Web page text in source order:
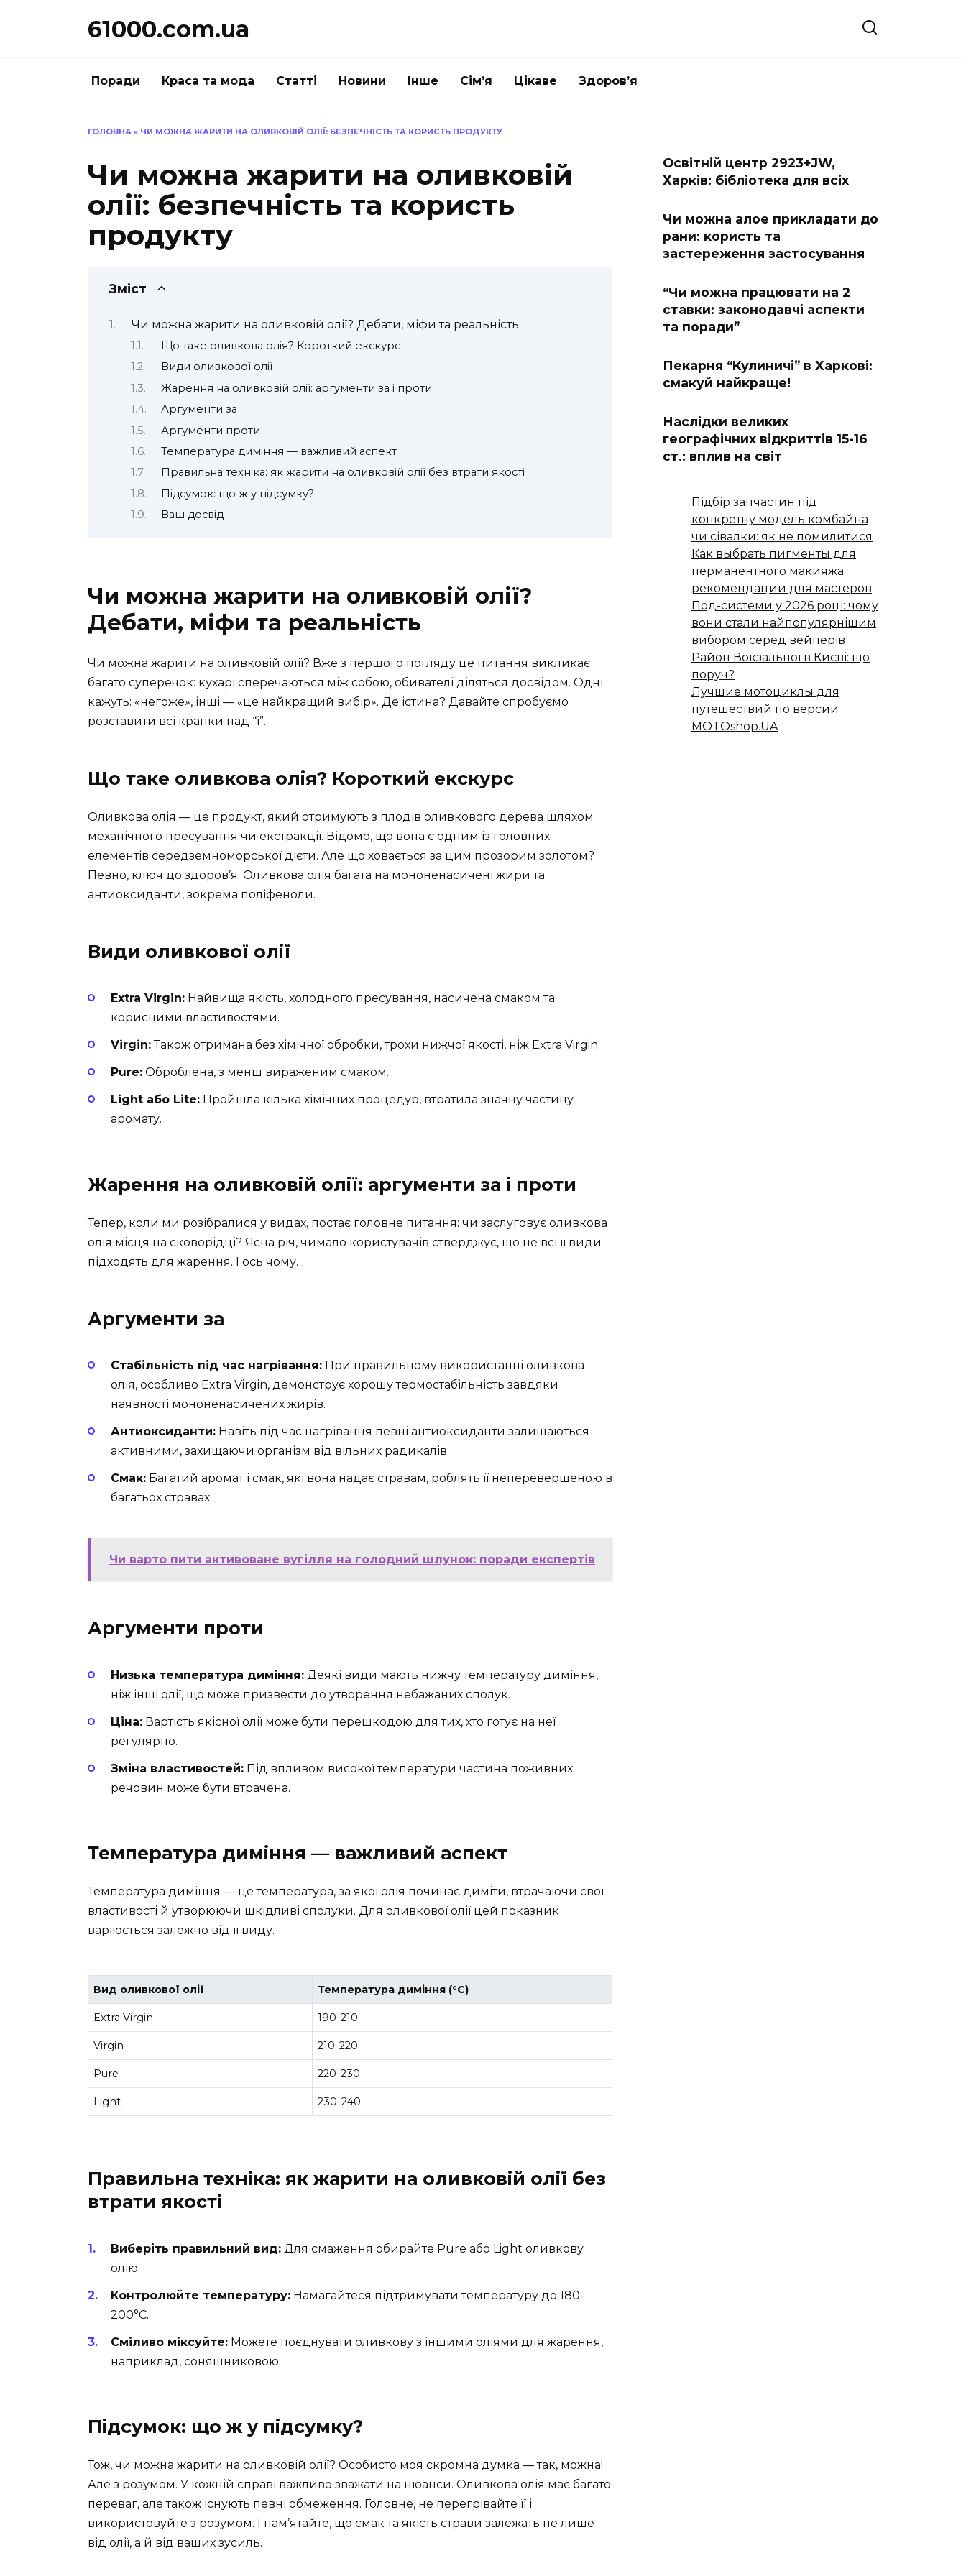
61000.com.ua
Поради Краса та мода Статті Новини Інше Сім’я Цікаве Здоров’я
ГОЛОВНА » ЧИ МОЖНА ЖАРИТИ НА ОЛИВКОВІЙ ОЛІЇ: БЕЗПЕЧНІСТЬ ТА КОРИСТЬ ПРОДУКТУ
Чи можна жарити на оливковій
олії: безпечність та користь
продукту
Зміст
Чи можна жарити на оливковій олії? Дебати, міфи та реальність
Що таке оливкова олія? Короткий екскурс
Види оливкової олії
Жарення на оливковій олії: аргументи за і проти
Аргументи за
Аргументи проти
Температура диміння — важливий аспект
Правильна техніка: як жарити на оливковій олії без втрати якості
Підсумок: що ж у підсумку?
Ваш досвід
Чи можна жарити на оливковій олії?
Дебати, міфи та реальність
Чи можна жарити на оливковій олії? Вже з першого погляду це питання викликає
багато суперечок: кухарі сперечаються між собою, обивателі діляться досвідом. Одні
кажуть: «негоже», інші — «це найкращий вибір». Де істина? Давайте спробуємо
розставити всі крапки над “і”.
Що таке оливкова олія? Короткий екскурс
Оливкова олія — це продукт, який отримують з плодів оливкового дерева шляхом
механічного пресування чи екстракції. Відомо, що вона є одним із головних
елементів середземноморської дієти. Але що ховається за цим прозорим золотом?
Певно, ключ до здоров’я. Оливкова олія багата на мононенасичені жири та
антиоксиданти, зокрема поліфеноли.
Види оливкової олії
Extra Virgin: Найвища якість, холодного пресування, насичена смаком та
корисними властивостями.
Virgin:Також отримана без хімічної обробки, трохи нижчої якості, ніж Extra Virgin.
Pure: Оброблена, з менш вираженим смаком.
Light або Lite: Пройшла кілька хімічних процедур, втратила значну частину
аромату.
Жарення на оливковій олії: аргументи за і проти
Тепер, коли ми розібралися у видах, постає головне питання: чи заслуговує оливкова
олія місця на сковорідці? Ясна річ, чимало користувачів стверджує, що не всі її види
підходять для жарення. І ось чому…
Аргументи за
Стабільність під час нагрівання: При правильному використанні оливкова
олія, особливо Extra Virgin, демонструє хорошу термостабільність завдяки
наявності мононенасичених жирів.
Антиоксиданти: Навіть під час нагрівання певні антиоксиданти залишаються
активними, захищаючи організм від вільних радикалів.
Смак: Багатий аромат і смак, які вона надає стравам, роблять її неперевершеною в
багатьох стравах.
Чи варто пити активоване вугілля на голодний шлунок: поради експертів
Аргументи проти
Низька температура диміння: Деякі види мають нижчу температуру диміння,
ніж інші олії, що може призвести до утворення небажаних сполук.
Ціна: Вартість якісної олії може бути перешкодою для тих, хто готує на неї
регулярно.
Зміна властивостей: Під впливом високої температури частина поживних
речовин може бути втрачена.
Температура диміння — важливий аспект
Температура диміння — це температура, за якої олія починає диміти, втрачаючи свої
властивості й утворюючи шкідливі сполуки. Для оливкової олії цей показник
варіюється залежно від її виду.
Вид оливкової олії Температура диміння (°C)
Extra Virgin 190-210
Virgin 210-220
Pure 220-230
Light 230-240
Правильна техніка: як жарити на оливковій олії без
втрати якості
Виберіть правильний вид: Для смаження обирайте Pure або Light оливкову
олію.
Контролюйте температуру: Намагайтеся підтримувати температуру до 180-
200°C.
Сміливо міксуйте: Можете поєднувати оливкову з іншими оліями для жарення,
наприклад, соняшниковою.
Підсумок: що ж у підсумку?
Тож, чи можна жарити на оливковій олії? Особисто моя скромна думка — так, можна!
Але з розумом. У кожній справі важливо зважати на нюанси. Оливкова олія має багато
переваг, але також існують певні обмеження. Головне, не перегрівайте її і
використовуйте з розумом. І пам’ятайте, що смак та якість страви залежать не лише
від олії, а й від ваших зусиль.
Освітній центр 2923+JW,
Харків: бібліотека для всіх
Чи можна алое прикладати до
рани: користь та
застереження застосування
“Чи можна працювати на 2
ставки: законодавчі аспекти
та поради”
Пекарня “Кулиничі” в Харкові:
смакуй найкраще!
Наслідки великих
географічних відкриттів 15-16
ст.: вплив на світ
Підбір запчастин під
конкретну модель комбайна
чи сівалки: як не помилитися
Как выбрать пигменты для
перманентного макияжа:
рекомендации для мастеров
Под-системи у 2026 році: чому
вони стали найпопулярнішим
вибором серед вейперів
Район Вокзальної в Києві: що
поруч?
Лучшие мотоциклы для
путешествий по версии
MOTOshop.UA